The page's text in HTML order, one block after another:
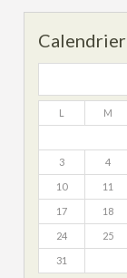
Calendrier
L M
3 4
10 11
17 18
24 25
31